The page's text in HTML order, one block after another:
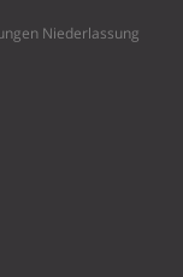
Niederlassung